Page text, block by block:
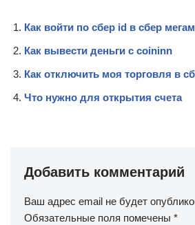
Как войти по сбер id в сбер
Как вывести деньги с coininn
Как отключить моя торговля в
Что нужно для открытия счета
Добавить комментарий
Ваш адрес email не будет
Обязательные поля помечены *